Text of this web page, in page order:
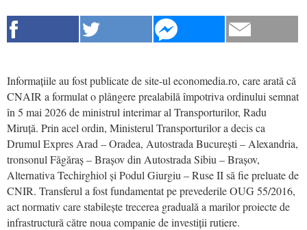
Informațiile au fost publicate de site-ul economedia.ro, care arată că
CNAIR a formulat o plângere prealabilă împotriva ordinului semnat
în 5 mai 2026 de ministrul interimar al Transporturilor, Radu
Miruță. Prin acel ordin, Ministerul Transporturilor a decis ca
Drumul Expres Arad – Oradea, Autostrada București – Alexandria,
tronsonul Făgăraș – Brașov din Autostrada Sibiu – Brașov,
Alternativa Techirghiol și Podul Giurgiu – Ruse II să fie preluate de
CNIR. Transferul a fost fundamentat pe prevederile OUG 55/2016,
act normativ care stabilește trecerea graduală a marilor proiecte de
infrastructură către noua companie de investiții rutiere.